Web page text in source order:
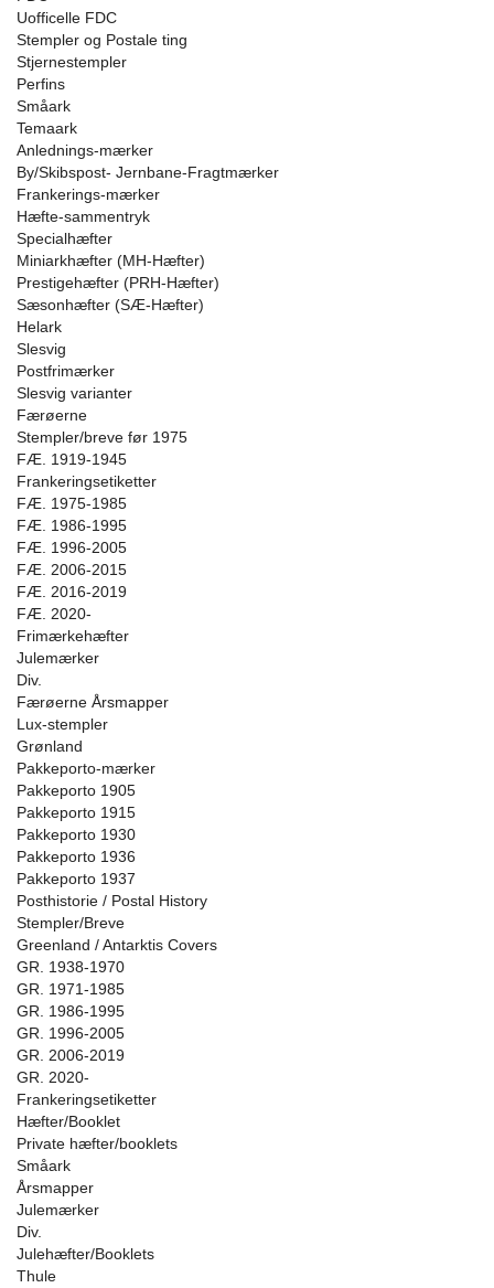
Uofficelle FDC
Stempler og Postale ting
Stjernestempler
Perfins
Småark
Temaark
Anlednings-mærker
By/Skibspost- Jernbane-Fragtmærker
Frankerings-mærker
Hæfte-sammentryk
Specialhæfter
Miniarkhæfter (MH-Hæfter)
Prestigehæfter (PRH-Hæfter)
Sæsonhæfter (SÆ-Hæfter)
Helark
Slesvig
Postfrimærker
Slesvig varianter
Færøerne
Stempler/breve før 1975
FÆ. 1919-1945
Frankeringsetiketter
FÆ. 1975-1985
FÆ. 1986-1995
FÆ. 1996-2005
FÆ. 2006-2015
FÆ. 2016-2019
FÆ. 2020-
Frimærkehæfter
Julemærker
Div.
Færøerne Årsmapper
Lux-stempler
Grønland
Pakkeporto-mærker
Pakkeporto 1905
Pakkeporto 1915
Pakkeporto 1930
Pakkeporto 1936
Pakkeporto 1937
Posthistorie / Postal History
Stempler/Breve
Greenland / Antarktis Covers
GR. 1938-1970
GR. 1971-1985
GR. 1986-1995
GR. 1996-2005
GR. 2006-2019
GR. 2020-
Frankeringsetiketter
Hæfter/Booklet
Private hæfter/booklets
Småark
Årsmapper
Julemærker
Div.
Julehæfter/Booklets
Thule